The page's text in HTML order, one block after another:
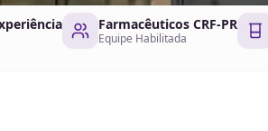
Farmacêuticos CRF-PR
Equipe Habilitada